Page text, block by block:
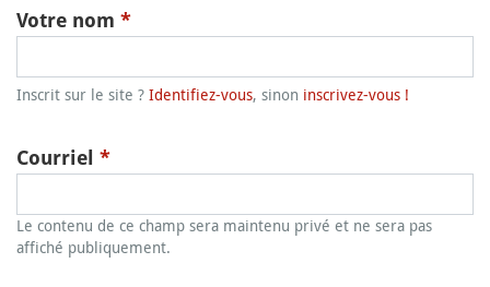
Votre nom *
Inscrit sur le site ? Identifiez-vous, sinon inscrivez-vous !
Courriel *
Le contenu de ce champ sera maintenu privé et ne sera pas
affiché publiquement.